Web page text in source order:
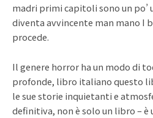
madri primi capitoli sono un po’
diventa avvincente man mano I
procede.
Il genere horror ha un modo di
profonde, libro italiano questo
le sue storie inquietanti e
definitiva, non è solo un libro – è